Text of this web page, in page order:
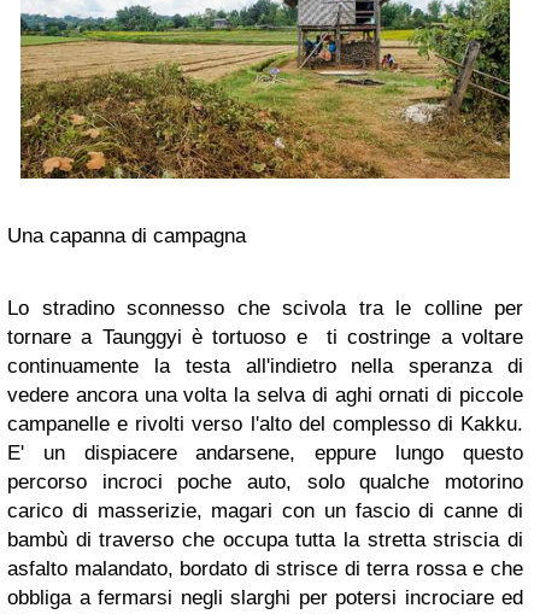
Una capanna di campagna
Lo stradino sconnesso che scivola tra le colline per
tornare a Taunggyi è tortuoso e ti costringe a voltare
continuamente la testa all'indietro nella speranza di
vedere ancora una volta la selva di aghi ornati di piccole
campanelle e rivolti verso l'alto del complesso di Kakku.
E' un dispiacere andarsene, eppure lungo questo
percorso incroci poche auto, solo qualche motorino
carico di masserizie, magari con un fascio di canne di
bambù di traverso che occupa tutta la stretta striscia di
asfalto malandato, bordato di strisce di terra rossa e che
obbliga a fermarsi negli slarghi per potersi incrociare ed